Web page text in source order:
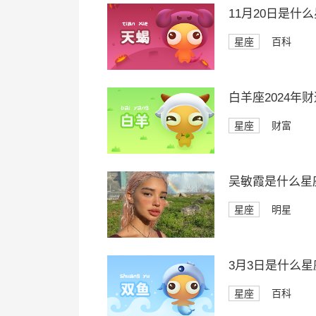
11月20日是什
星座 百科
白羊座2024年
星座 财富
吴敏霞是什么星
星座 明星
3月3日是什么星
星座 百科